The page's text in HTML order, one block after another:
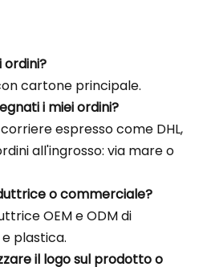
ordini?
cartone principale.
i miei ordini?
espresso come DHL,
all'ingrosso: via mare o
o commerciale?
OEM e ODM di
plastica.
il logo sul prodotto o